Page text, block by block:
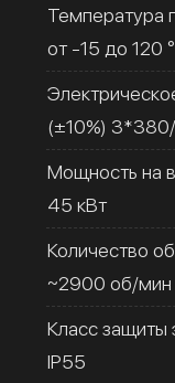
Температура
от -15 до 120
(±10%)
Мощность на
45 кВт
Количество
~2900 об/мин
Класс защиты
IP55